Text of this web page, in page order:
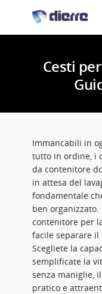
Cesti
Immancabili in
tutto in ordine, i
da contenitore
in attesa del
fondamentale
ben
contenitore per
facile separare il
Scegliete la
semplificate la
senza maniglie,
pratico e